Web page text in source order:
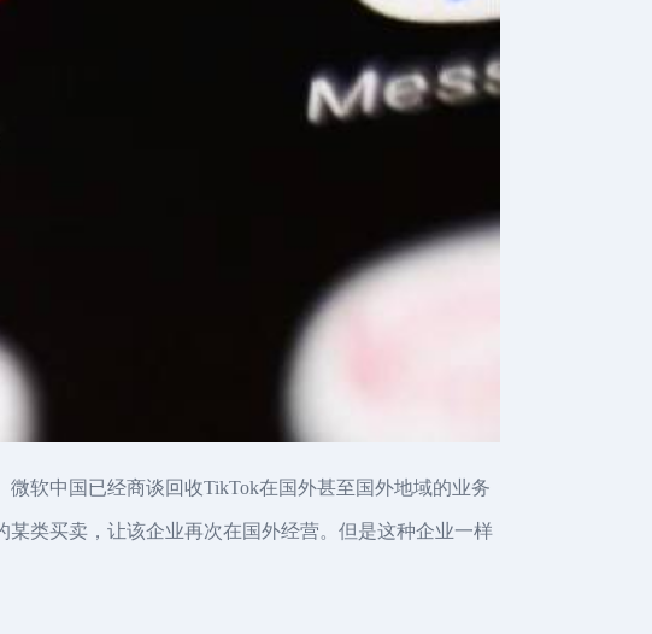
软中国已经商谈回收TikTok在国外甚至国外地域的业务
类买卖，让该企业再次在国外经营。但是这种企业一样